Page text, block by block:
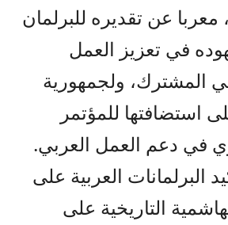
معربا عن تقديره للبرلمان
في تعزيز العمل
المشترك، ولجمهورية
استضافتها للمؤتمر
في دعم العمل العربي.
البرلمانات العربية على
التاريخية على